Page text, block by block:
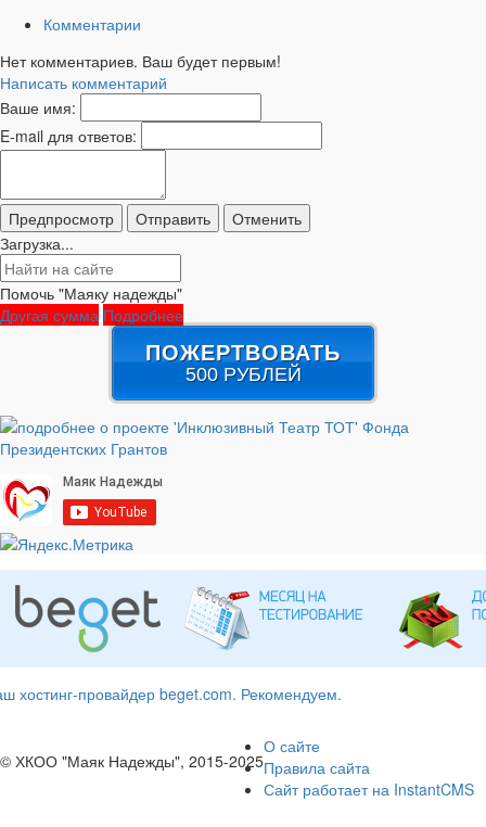
Комментарии
Нет комментариев. Ваш будет первым!
Написать комментарий
Ваше имя:
E-mail для ответов:
Загрузка...
Помочь "Маяку надежды"
Другая сумма Подробнее
ПОЖЕРТВОВАТЬ
500 РУБЛЕЙ
хостинг-провайдер beget.com. Рекомендуем.
© ХКОО "Маяк Надежды", 2015-2025
О сайте
Правила сайта
Сайт работает на InstantCMS